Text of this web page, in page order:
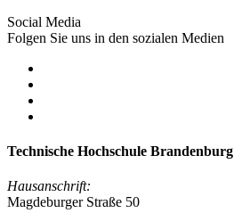
Social Media
Folgen Sie uns in den sozialen Medien
Technische Hochschule Brandenburg
Hausanschrift:
Magdeburger Straße 50